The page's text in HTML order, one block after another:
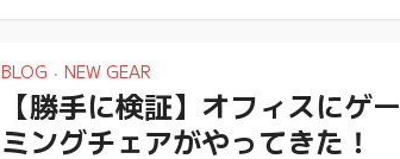
BLOG • NEW GEAR
【勝手に検証】オフィスにゲー
ミングチェアがやってきた！